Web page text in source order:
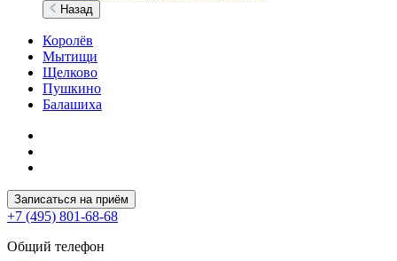
Назад
Королёв
Мытищи
Щелково
Пушкино
Балашиха
Записаться на приём
+7 (495) 801-68-68
Общий телефон